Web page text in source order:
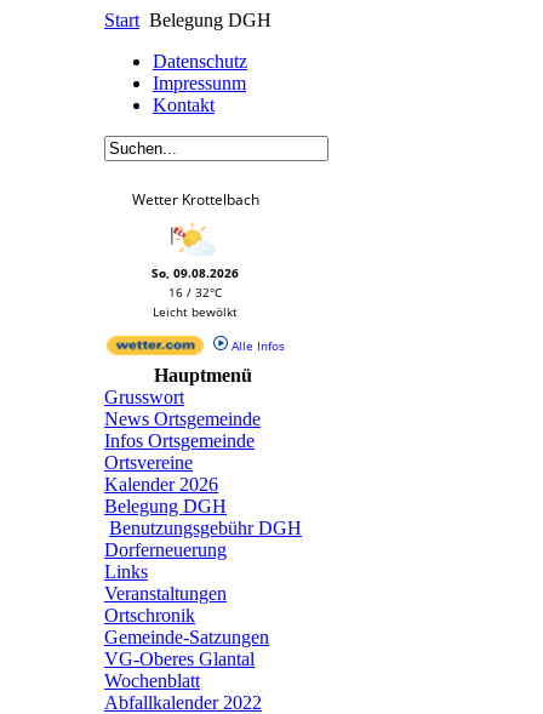
Start Belegung DGH
Datenschutz
Impressunm
Kontakt
Wetter Krottelbach
So, 09.08.2026
16 / 32°C
Leicht bewölkt
Alle Infos
Hauptmenü
Grusswort
News Ortsgemeinde
Infos Ortsgemeinde
Ortsvereine
Kalender 2026
Belegung DGH
Benutzungsgebühr DGH
Dorferneuerung
Links
Veranstaltungen
Ortschronik
Gemeinde-Satzungen
VG-Oberes Glantal
Wochenblatt
Abfallkalender 2022